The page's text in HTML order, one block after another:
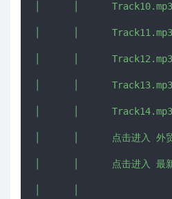
│      │      Track10.mp3
│      │      Track11.mp3
│      │      Track12.mp3
│      │      Track13.mp3
│      │      Track14.mp3
│      │      点击进入 外贸
│      │      点击进入 最新